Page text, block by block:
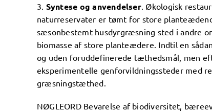
3. Syntese og anvendelser. Økologisk
naturreservater er tømt for store
sæsonbestemt husdyrgræsning sted i andre
biomasse af store planteædere. Indtil en
og uden foruddefinerede tæthedsmål, men
eksperimentelle genforvildningssteder med
græsningstæthed.
NØGLEORD Bevarelse af biodiversitet,